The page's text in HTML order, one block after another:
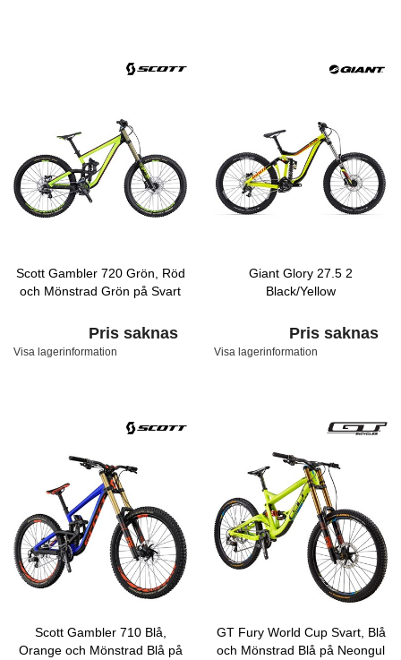
Scott Gambler 720 Grön, Röd
och Mönstrad Grön på Svart
Pris saknas
Visa lagerinformation
Giant Glory 27.5 2
Black/Yellow
Pris saknas
Visa lagerinformation
Scott Gambler 710 Blå,
Orange och Mönstrad Blå på
GT Fury World Cup Svart, Blå
och Mönstrad Blå på Neongul